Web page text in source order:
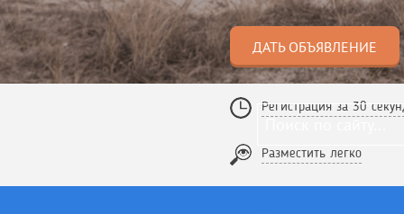
ДАТЬ ОБЪЯВЛЕНИЕ
Регистрация за 30
Разместить легко